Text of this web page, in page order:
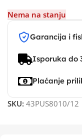
Nema na stanju
Garancija i
Isporuka do
Plaćanje
SKU: 43PUS8010/12